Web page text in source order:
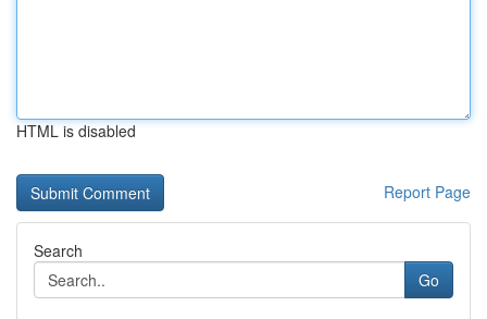
HTML is disabled
Report Page
Search
Go